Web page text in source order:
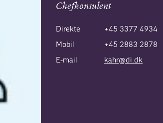
Chefkonsulent
Direkte
+45 3377 4934
Mobil
+45 2883 2878
E-mail
kahr@di.dk